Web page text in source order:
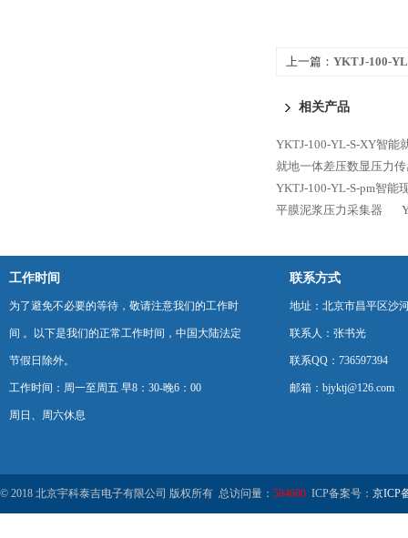
上一篇： YKTJ-100-
相关产品
YKTJ-100-YL-S-XY智能
就地一体差压数显压力
YKTJ-100-YL-S-pm智能
平膜泥浆压力采集器
工作时间
为了避免不必要的等待，敬请注意我们的工作时
间 。以下是我们的正常工作时间，中国大陆法定
节假日除外。
工作时间：周一至周五 早8：30-晚6：00
周日、周六休息
联系方式
地址：北京市昌平区沙
联系人：张书光
联系QQ：736597394
邮箱：bjyktj@126.com
© 2018 北京宇科泰吉电子有限公司 版权所有 总访问量： 584680 ICP备案号： 京ICP